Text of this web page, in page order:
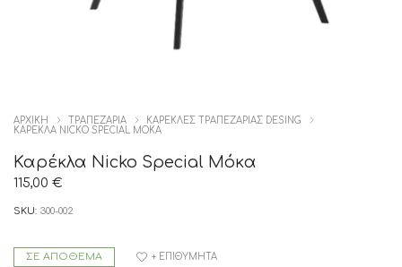
ΑΡΧΙΚΉ ΤΡΑΠΕΖΑΡΙΑ
ΚΑΡΕΚΛΕΣ ΤΡΑΠΕΖΑΡΙΑΣ DESING
ΚΑΡΈΚΛΑ NICKO SPECIAL ΜΌΚΑ
Καρέκλα Nicko Special Μόκα
115,00 €
SKU: 300-002
ΣΕ ΑΠΌΘΕΜΑ + ΕΠΙΘΥΜΗΤΆ